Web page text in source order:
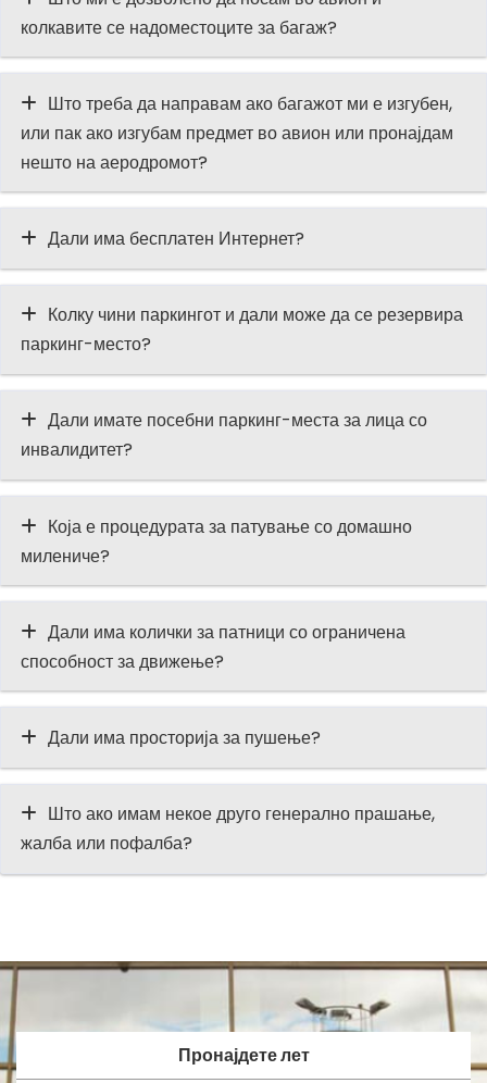
колкавите се надоместоците за багаж?
Што треба да направам ако багажот ми е изгубен,
или пак ако изгубам предмет во авион или пронајдам
нешто на аеродромот?
Дали има бесплатен Интернет?
Колку чини паркингот и дали може да се резервира
паркинг-место?
Дали имате посебни паркинг-места за лица со
инвалидитет?
Која е процедурата за патување со домашно
милениче?
Дали има колички за патници со ограничена
способност за движење?
Дали има просторија за пушење?
Што ако имам некое друго генерално прашање,
жалба или пофалба?
Пронајдете лет